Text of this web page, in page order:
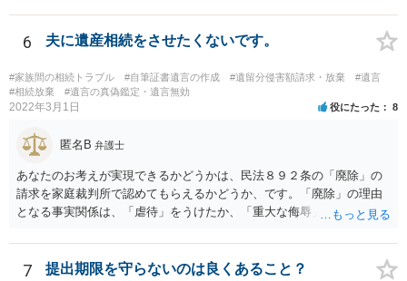
月に携帯が新しくなった母からの第一声は「ここにいたら殺される」
「面会に来てくれ」で、長男に聞くと「面会は出来ない。俺は携帯電
話の使い方を教える為に会っている」「母の話は聞かなくて良い」と
電話が切れました。その後の電話でも「食事に毒が入っている」「体
にチップが埋められている」等、おかしかったです。 当時の診療記
録、介護認定の資料、介護記録を取得して 弁護士に面談で相談された
6 夫に遺産相続をさせたくないです。
#家族間の相続トラブル #自筆証書遺言の作成 #遺留分侵害額請求・放棄
#遺言
#相続放棄
#遺言の真偽鑑定・遺言無効
2022年3月1日 役にたった 8
匿名B 弁護士
あなたのお考えが実現できるかどうかは、民法８９２条の「廃除」の
請求を家庭裁判所で認めてもらえるかどうか、です。「廃除」の理由
となる事実関係は、「虐待」をうけたか、「重大な侮辱」を受けた
「廃除」は遺言でも可能です（民法８９３条）。 弁護士に具体的な事
情を話して相談して、「廃除」が可能か、実際に法律相談を受けるこ
7 提出期限を守らないのは良くあること？